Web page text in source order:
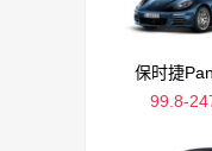
保时捷
99.8-